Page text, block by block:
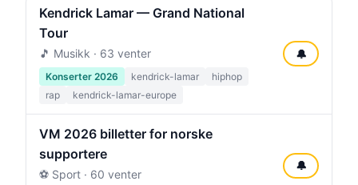
Kendrick Lamar — Grand National
Tour
🎵 Musikk · 63 venter
Konserter 2026 kendrick-lamar
hiphop
rap
kendrick-lamar-europe
🔔
VM 2026 billetter for norske
supportere
⚽ Sport · 60 venter
🔔